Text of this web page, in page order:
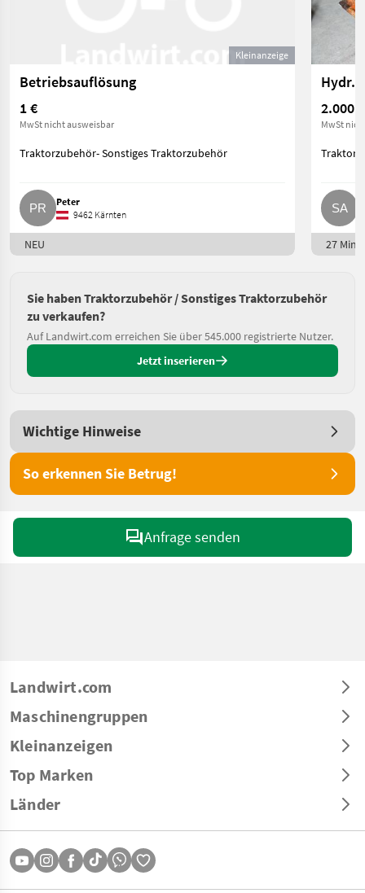
Kleinanzeige
Betriebsauflösung
1 €
MwSt nicht ausweisbar
Traktorzubehör- Sonstiges Traktorzubehör
Peter
9462 Kärnten
NEU
2.000 €
MwSt
27 Min.
Sie haben Traktorzubehör / Sonstiges Traktorzubehör
zu verkaufen?
Auf Landwirt.com erreichen Sie über 545.000 registrierte Nutzer.
Jetzt inserieren
Wichtige Hinweise
So erkennen Sie Betrug!
Anfrage senden
Landwirt.com
Maschinengruppen
Kleinanzeigen
Top Marken
Länder